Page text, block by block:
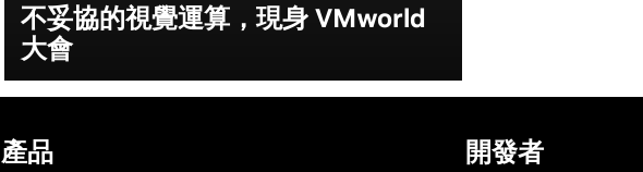
不妥協的視覺運算，現身 VMworld
大會
產品 開發者